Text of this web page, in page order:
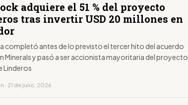
adquiere el 51 % del proyecto
tras invertir USD 20 millones en
completó antes de lo previsto el tercer hito del acuerdo
Minerals y pasó a ser accionista mayoritaria del proyecto
Linderos
· 21 de julio, 2026